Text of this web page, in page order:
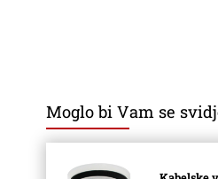
Moglo bi Vam se